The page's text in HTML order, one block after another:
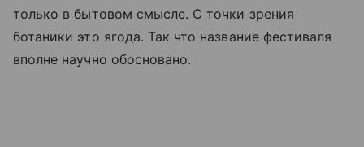
только в бытовом смысле. С точки зрения
ботаники это ягода. Так что название фестиваля
вполне научно обосновано.